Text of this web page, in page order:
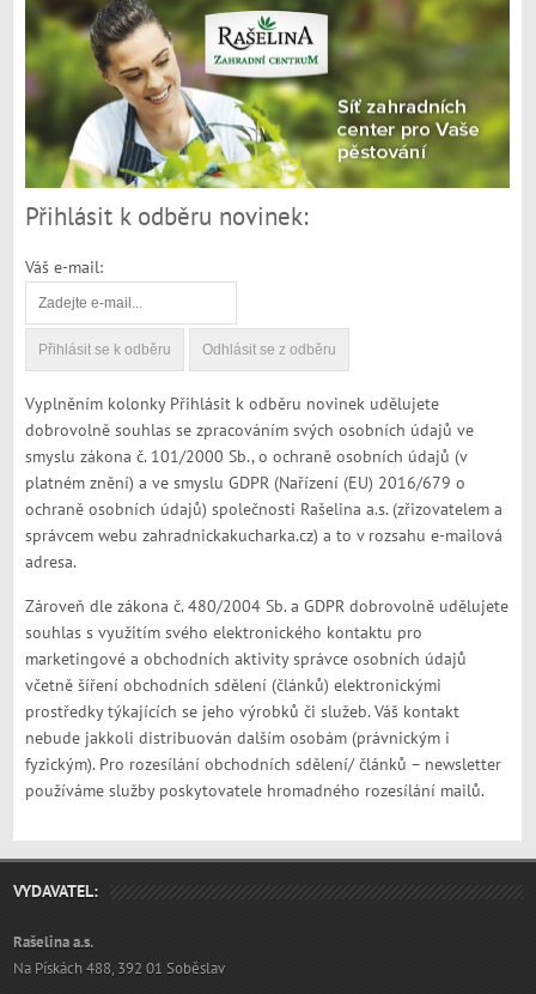
Přihlásit k odběru novinek:
Váš e-mail:
Vyplněním kolonky Přihlásit k odběru novinek udělujete
dobrovolně souhlas se zpracováním svých osobních údajů ve
smyslu zákona č. 101/2000 Sb., o ochraně osobních údajů (v
platném znění) a ve smyslu GDPR (Nařízení (EU) 2016/679 o
ochraně osobních údajů) společnosti Rašelina a.s. (zřizovatelem a
správcem webu zahradnickakucharka.cz) a to v rozsahu e-mailová
adresa.
Zároveň dle zákona č. 480/2004 Sb. a GDPR dobrovolně udělujete
souhlas s využitím svého elektronického kontaktu pro
marketingové a obchodních aktivity správce osobních údajů
včetně šíření obchodních sdělení (článků) elektronickými
prostředky týkajících se jeho výrobků či služeb. Váš kontakt
nebude jakkoli distribuován dalším osobám (právnickým i
fyzickým). Pro rozesílání obchodních sdělení/ článků – newsletter
používáme služby poskytovatele hromadného rozesílání mailů.
VYDAVATEL:
Rašelina a.s.
Na Pískách 488, 392 01 Soběslav